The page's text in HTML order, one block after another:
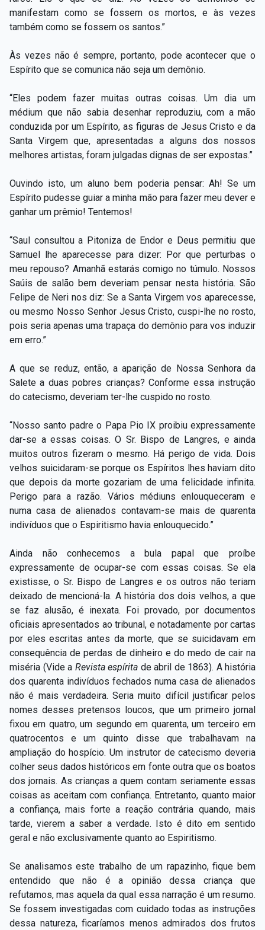
manifestam como se fossem os mortos, e às vezes
também como se fossem os santos.”
Às vezes não é sempre, portanto, pode acontecer que o
Espírito que se comunica não seja um demônio.
“Eles podem fazer muitas outras coisas. Um dia um
médium que não sabia desenhar reproduziu, com a mão
conduzida por um Espírito, as figuras de Jesus Cristo e da
Santa Virgem que, apresentadas a alguns dos nossos
melhores artistas, foram julgadas dignas de ser expostas.”
Ouvindo isto, um aluno bem poderia pensar: Ah! Se um
Espírito pudesse guiar a minha mão para fazer meu dever e
ganhar um prêmio! Tentemos!
“Saul consultou a Pitoniza de Endor e Deus permitiu que
Samuel lhe aparecesse para dizer: Por que perturbas o
meu repouso? Amanhã estarás comigo no túmulo. Nossos
Saúis de salão bem deveriam pensar nesta história. São
Felipe de Neri nos diz: Se a Santa Virgem vos aparecesse,
ou mesmo Nosso Senhor Jesus Cristo, cuspi-lhe no rosto,
pois seria apenas uma trapaça do demônio para vos induzir
em erro.”
A que se reduz, então, a aparição de Nossa Senhora da
Salete a duas pobres crianças? Conforme essa instrução
do catecismo, deveriam ter-lhe cuspido no rosto.
“Nosso santo padre o Papa Pio IX proibiu expressamente
dar-se a essas coisas. O Sr. Bispo de Langres, e ainda
muitos outros fizeram o mesmo. Há perigo de vida. Dois
velhos suicidaram-se porque os Espíritos lhes haviam dito
que depois da morte gozariam de uma felicidade infinita.
Perigo para a razão. Vários médiuns enlouqueceram e
numa casa de alienados contavam-se mais de quarenta
indivíduos que o Espiritismo havia enlouquecido.”
Ainda não conhecemos a bula papal que proíbe
expressamente de ocupar-se com essas coisas. Se ela
existisse, o Sr. Bispo de Langres e os outros não teriam
deixado de mencioná-la. A história dos dois velhos, a que
se faz alusão, é inexata. Foi provado, por documentos
oficiais apresentados ao tribunal, e notadamente por cartas
por eles escritas antes da morte, que se suicidavam em
consequência de perdas de dinheiro e do medo de cair na
miséria (Vide a Revista espírita de abril de 1863). A história
dos quarenta indivíduos fechados numa casa de alienados
não é mais verdadeira. Seria muito difícil justificar pelos
nomes desses pretensos loucos, que um primeiro jornal
fixou em quatro, um segundo em quarenta, um terceiro em
quatrocentos e um quinto disse que trabalhavam na
ampliação do hospício. Um instrutor de catecismo deveria
colher seus dados históricos em fonte outra que os boatos
dos jornais. As crianças a quem contam seriamente essas
coisas as aceitam com confiança. Entretanto, quanto maior
a confiança, mais forte a reação contrária quando, mais
tarde, vierem a saber a verdade. Isto é dito em sentido
geral e não exclusivamente quanto ao Espiritismo.
Se analisamos este trabalho de um rapazinho, fique bem
entendido que não é a opinião dessa criança que
refutamos, mas aquela da qual essa narração é um resumo.
Se fossem investigadas com cuidado todas as instruções
dessa natureza, ficaríamos menos admirados dos frutos